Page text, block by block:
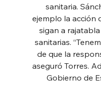
sanitaria.
ejemplo la acción
sigan a
sanitarias.
de que la
aseguró Torres.
Gobierno de